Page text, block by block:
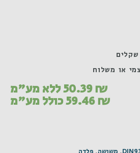
או משלוח
50.39₪ ללא מע"מ
59.46₪ כולל מע"מ